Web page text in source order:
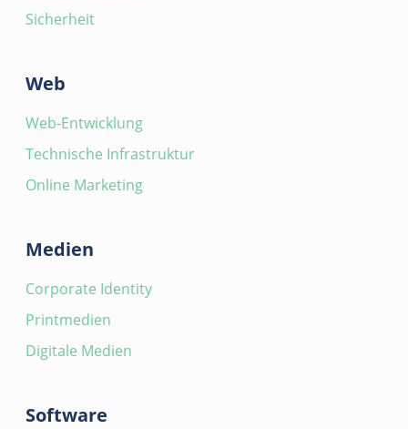
Sicherheit
Web
Web-Entwicklung
Technische Infrastruktur
Online Marketing
Medien
Corporate Identity
Printmedien
Digitale Medien
Software